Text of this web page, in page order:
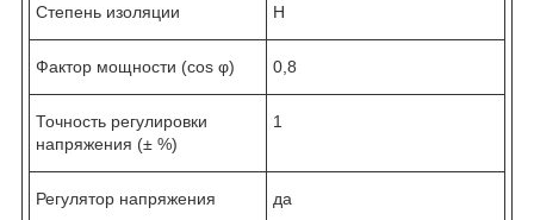
Степень изоляции Н
Фактор мощности (cos φ) 0,8
Точность регулировки
напряжения (± %)
1
Регулятор напряжения да